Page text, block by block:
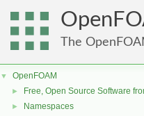
The
▼ OpenFOAM
► Free, Open Source Software
► Namespaces